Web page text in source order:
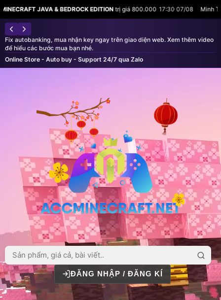
& BEDROCK EDITIONtrị giá 800.000 17:30 07/08 Minh Tuấn vừa mua
Fix autobanking, mua nhận key ngay trên giao diện web. Xem thêm video
để hiểu các bước mua bạn nhé.
Online Store - Auto buy - Support 24/7 qua Zalo
ĐĂNG NHẬP / ĐĂNG KÍ